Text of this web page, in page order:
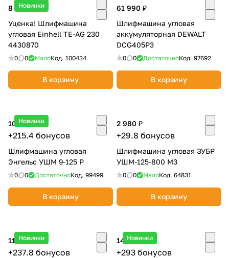
н
ы
Новинки
8 475 ₽
Уценка! Шлифмашина
угловая Einhell TE-AG 230
4430870
0 0 МалоКод. 100434
В корзину
61 990 ₽
Шлифмашина угловая
аккумуляторная DEWALT
DCG405P3
0 0 ДостаточноКод. 97692
В корзину
Новинки
10 770 ₽
+215.4 бонусов
Шлифмашина угловая
Энгельс УШМ 9-125 Р
0 0 ДостаточноКод. 99499
В корзину
2 980 ₽
+29.8 бонусов
Шлифмашина угловая ЗУБР
УШМ-125-800 М3
0 0 МалоКод. 64831
В корзину
Новинки
11 890 ₽
+237.8 бонусов
Новинки
14 650 ₽
+293 бонусов
об оплате Плайтом
раз в 2
Остались вопросы?
8 800 302-02-51
plait.ru